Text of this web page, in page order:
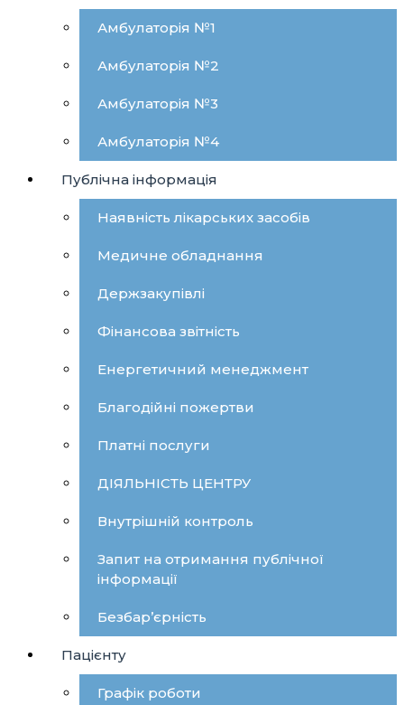
Амбулаторія №1
Амбулаторія №2
Амбулаторія №3
Амбулаторія №4
Публічна інформація
Наявність лікарських засобів
Медичне обладнання
Держзакупівлі
Фінансова звітність
Енергетичний менеджмент
Благодійні пожертви
Платні послуги
ДІЯЛЬНІСТЬ ЦЕНТРУ
Внутрішній контроль
Запит на отримання публічної
інформації
Безбар’єрність
Пацієнту
Графік роботи